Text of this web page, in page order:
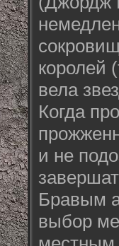
королей
вела
Когда
и не
Бравым
выбор